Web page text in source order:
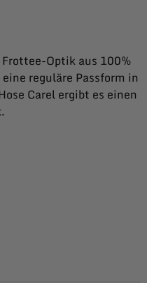
Optik aus 100%
reguläre Passform in
Carel ergibt es einen